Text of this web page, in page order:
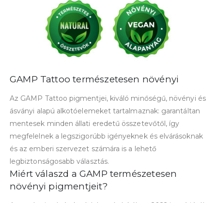
GAMP Tattoo természetesen növényi
Az GAMP Tattoo pigmentjei, kiváló minőségű, növényi és
ásványi alapú alkotóelemeket tartalmaznak: garantáltan
mentesek minden állati eredetű összetevőtől, így
megfelelnek a legszigorúbb igényeknek és elvárásoknak
és az emberi szervezet számára is a lehető
legbiztonságosabb választás.
Miért válaszd a GAMP természetesen
növényi pigmentjeit?